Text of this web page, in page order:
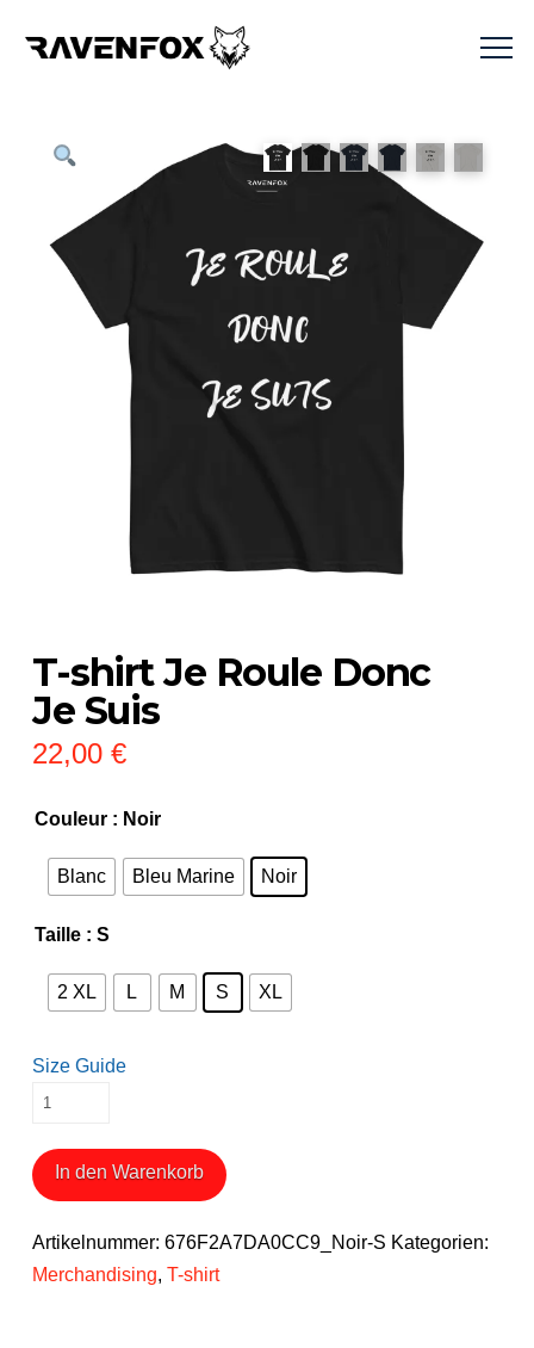
T-shirt Je Roule Donc
Je Suis
22,00 €
Couleur : Noir
Blanc Bleu Marine Noir
Taille : S
2 XL L M S XL
Size Guide
T-
Je
Roule
In den Warenkorb
Artikelnummer: 676F2A7DA0CC9_Noir-S Kategorien:
Merchandising, T-shirt